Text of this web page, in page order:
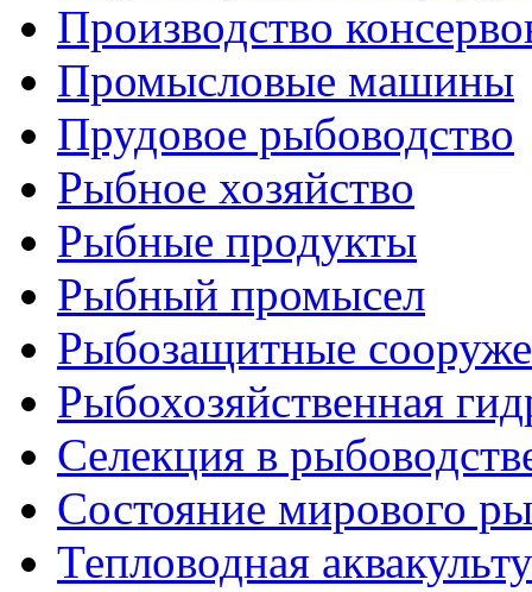
Производство
Промысловые машины
Прудовое рыбоводство
Рыбное хозяйство
Рыбные продукты
Рыбный промысел
Рыбозащитные
Рыбохозяйственная
Селекция в
Состояние мирового
Тепловодная